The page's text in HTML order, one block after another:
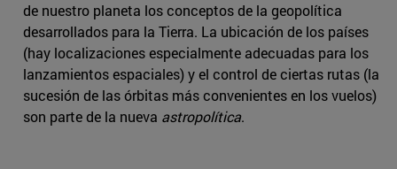
de nuestro planeta los conceptos de la geopolítica
desarrollados para la Tierra. La ubicación de los países
(hay localizaciones especialmente adecuadas para los
lanzamientos espaciales) y el control de ciertas rutas (la
sucesión de las órbitas más convenientes en los vuelos)
son parte de la nueva astropolítica.